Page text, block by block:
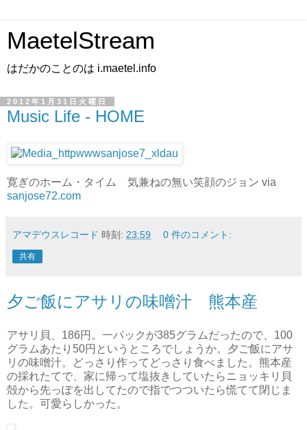
MaetelStream
はだかのことのは i.maetel.info
2012年1月31日火曜日
Music Life - HOME
寛ぎのホーム・タイム 気兼ねの無い笑顔のジョン via
sanjose72.com
アマデウスレコード 時刻: 23:59 0 件のコメント:
共有
夕ご飯にアサリの味噌汁 熊本産
アサリ貝、186円。一パックが385グラムだったので、100
グラムあたり50円というところでしょうか。夕ご飯にアサ
リの味噌汁。どっさり作ってどっさり食べました。熊本産
の採れたてで、家に帰って塩抜きしていたらニョッキリ貝
殻から先っぽを出してたので指でつついたら慌てて閉じま
した。可愛らしかった。